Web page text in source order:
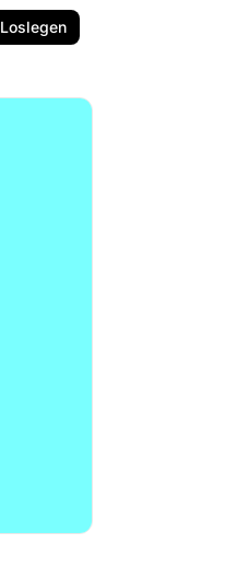
Loslegen